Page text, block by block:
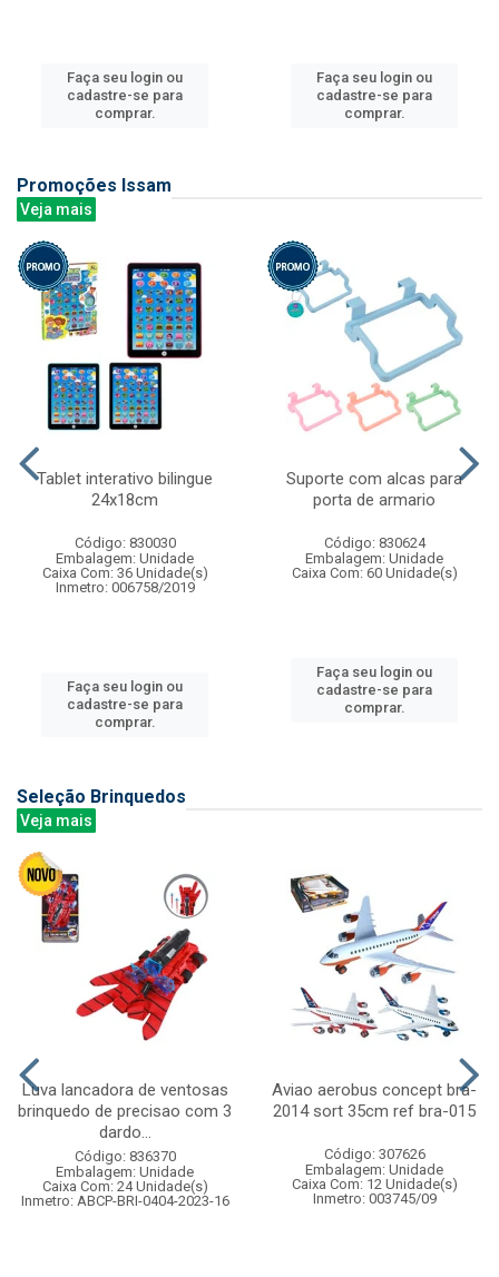
Faça seu login ou
cadastre-se para
comprar.
Faça seu login ou
cadastre-se para
comprar.
Promoções Issam
Veja mais
Tablet interativo bilingue
24x18cm
Código: 830030
Embalagem: Unidade
Caixa Com: 36 Unidade(s)
Inmetro: 006758/2019
Faça seu login ou
cadastre-se para
comprar.
Suporte com alcas para
porta de armario
Código: 830624
Embalagem: Unidade
Caixa Com: 60 Unidade(s)
Faça seu login ou
cadastre-se para
comprar.
Seleção Brinquedos
Veja mais
Luva lancadora de ventosas
brinquedo de precisao com 3
dardo...
Código: 836370
Embalagem: Unidade
Caixa Com: 24 Unidade(s)
Inmetro: ABCP-BRI-0404-2023-16
Aviao aerobus concept bra-
2014 sort 35cm ref bra-015
Código: 307626
Embalagem: Unidade
Caixa Com: 12 Unidade(s)
Inmetro: 003745/09